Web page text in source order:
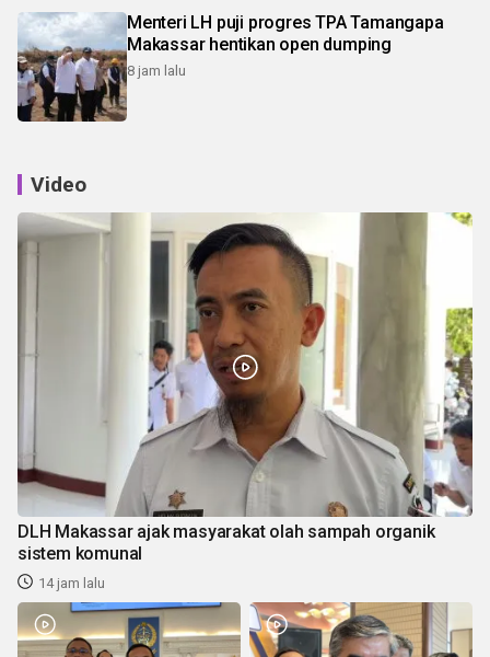
Menteri LH puji progres TPA Tamangapa
Makassar hentikan open dumping
8 jam lalu
Video
DLH Makassar ajak masyarakat olah sampah organik
sistem komunal
14 jam lalu